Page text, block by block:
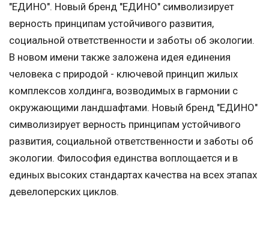
"ЕДИНО". Новый бренд "ЕДИНО" символизирует
верность принципам устойчивого развития,
социальной ответственности и заботы об экологии.
В новом имени также заложена идея единения
человека с природой - ключевой принцип жилых
комплексов холдинга, возводимых в гармонии с
окружающими ландшафтами. Новый бренд "ЕДИНО"
символизирует верность принципам устойчивого
развития, социальной ответственности и заботы об
экологии. Философия единства воплощается и в
единых высоких стандартах качества на всех этапах
девелоперских циклов.